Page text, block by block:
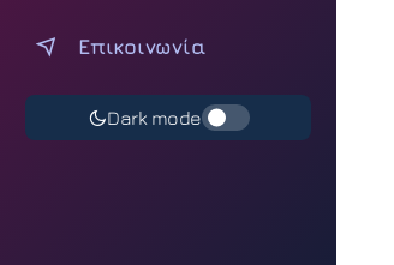
Επικοινωνία
Dark mode